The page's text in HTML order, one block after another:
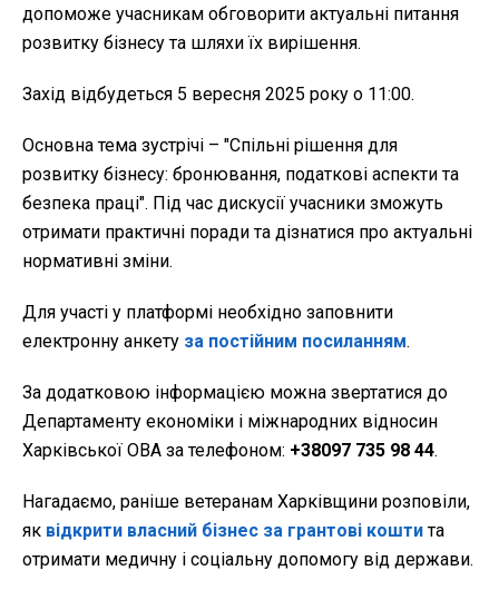
допоможе учасникам обговорити актуальні питання
розвитку бізнесу та шляхи їх вирішення.
Захід відбудеться 5 вересня 2025 року о 11:00.
Основна тема зустрічі – "Спільні рішення для
розвитку бізнесу: бронювання, податкові аспекти та
безпека праці". Під час дискусії учасники зможуть
отримати практичні поради та дізнатися про актуальні
нормативні зміни.
Для участі у платформі необхідно заповнити
електронну анкету за постійним посиланням.
За додатковою інформацією можна звертатися до
Департаменту економіки і міжнародних відносин
Харківської ОВА за телефоном: +38097 735 98 44.
Нагадаємо, раніше ветеранам Харківщини розповіли,
як відкрити власний бізнес за грантові коштита
отримати медичну і соціальну допомогу від держави.